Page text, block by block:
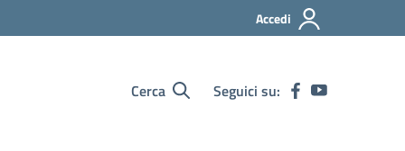
Accedi
Cerca Seguici su: